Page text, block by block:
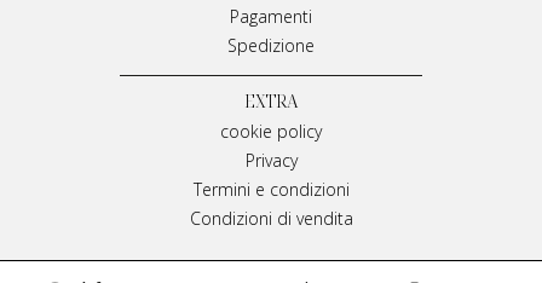
Pagamenti
Spedizione
EXTRA
cookie policy
Privacy
Termini e condizioni
Condizioni di vendita